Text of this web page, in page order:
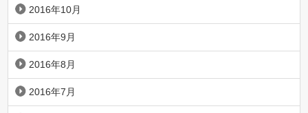
2016年10月
2016年9月
2016年8月
2016年7月